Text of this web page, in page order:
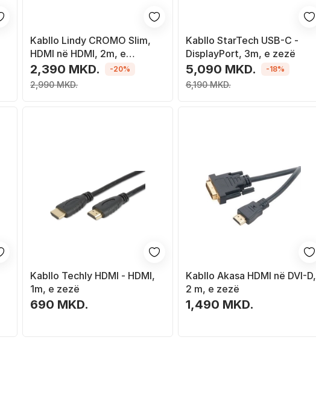
Kabllo Lindy CROMO Slim,
HDMI në HDMI, 2m, e
argjendtë
2,390 MKD.
2,990 MKD.
-20%
Kabllo StarTech USB-C -
DisplayPort, 3m, e zezë
5,090 MKD.
6,190 MKD.
-18%
Kabllo Techly HDMI - HDMI,
1m, e zezë
690 MKD.
Kabllo Akasa HDMI në DVI-D,
2 m, e zezë
1,490 MKD.